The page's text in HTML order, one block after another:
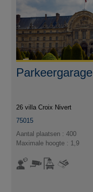
26 villa Croix Nivert
75015
Aantal plaatsen : 400
Maximale hoogte : 1,9